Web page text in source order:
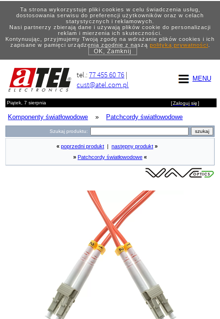
Ta strona wykorzystuje pliki cookies w celu świadczenia usług,
dostosowania serwisu do preferencji użytkowników oraz w celach
statystycznych i reklamowych.
Nasi partnerzy zbierają dane i używają plików cookie do personalizacji
reklam i mierzenia ich skuteczności.
Kontynuując, przyjmujemy Twoją zgodę na wdrażanie plików cookies i ich
zapisane w pamięci urządzenia zgodnie z naszą polityką prywatności.
OK, Zamknij
MENU
tel.:77 455 60 76 |
cust@atel.com.pl
Piątek, 7 sierpnia [Zaloguj się]
Komponenty światłowodowe » Patchcordy światłowodowe
Szukaj produktu:
« poprzedni produkt następny produkt »
» Patchcordy światłowodowe «